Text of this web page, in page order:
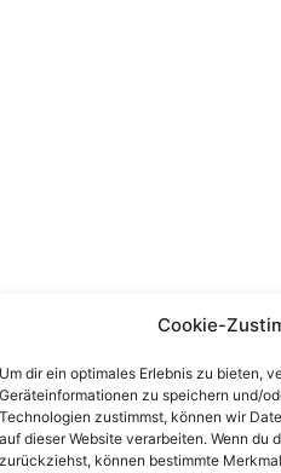
Cookie-
Um dir ein optimales Erlebnis zu bieten,
Geräteinformationen zu speichern und/
Technologien zustimmst, können wir
auf dieser Website verarbeiten. Wenn du
zurückziehst, können bestimmte